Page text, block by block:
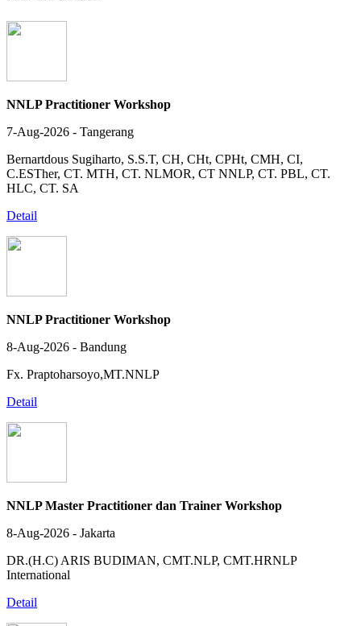
NNLP Practitioner Workshop
7-Aug-2026 - Tangerang
Bernartdous Sugiharto, S.S.T, CH, CHt, CPHt, CMH, CI,
C.ESTher, CT. MTH, CT. NLMOR, CT NNLP, CT. PBL, CT.
HLC, CT. SA
Detail
NNLP Practitioner Workshop
8-Aug-2026 - Bandung
Fx. Praptoharsoyo,MT.NNLP
Detail
NNLP Master Practitioner dan Trainer Workshop
8-Aug-2026 - Jakarta
DR.(H.C) ARIS BUDIMAN, CMT.NLP, CMT.HRNLP
International
Detail